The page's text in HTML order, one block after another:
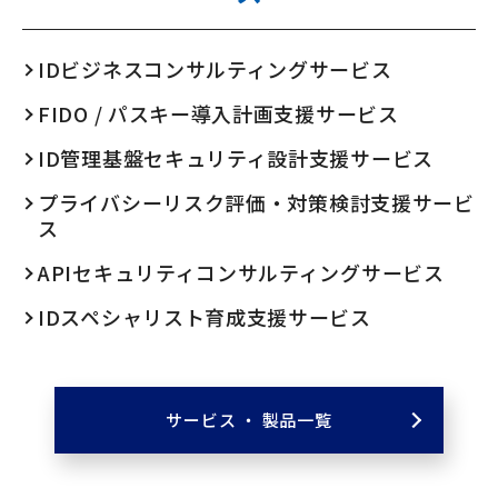
IDビジネスコンサルティングサービス
FIDO / パスキー導入計画支援サービス
ID管理基盤セキュリティ設計支援サービス
プライバシーリスク評価・対策検討支援サービ
ス
APIセキュリティコンサルティングサービス
IDスペシャリスト育成支援サービス
サービス ・ 製品一覧